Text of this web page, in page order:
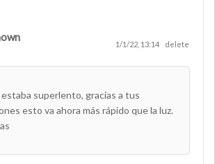
1/1/22, 13:14 delete
superlento, gracias a tus
esto va ahora más rápido que la luz.